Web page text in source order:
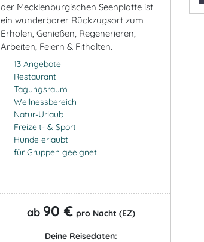
der Mecklenburgischen Seenplatte ist
ein wunderbarer Rückzugsort zum
Erholen, Genießen, Regenerieren,
Arbeiten, Feiern & Fithalten.
13 Angebote
Restaurant
Tagungsraum
Wellnessbereich
Natur-Urlaub
Freizeit- & Sport
Hunde erlaubt
für Gruppen geeignet
ab 90 € pro Nacht (EZ)
Deine Reisedaten: